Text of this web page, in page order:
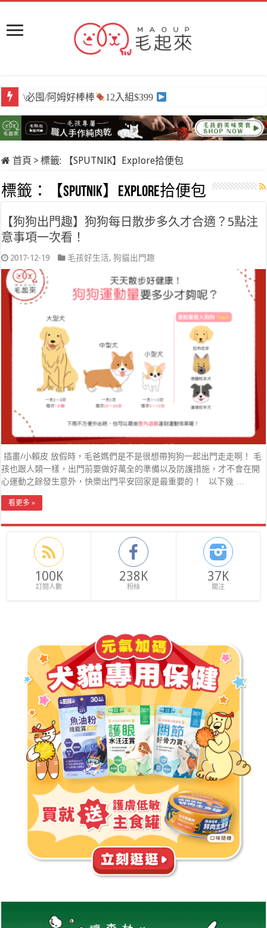
\必囤/阿姆好棒棒 12入組$399
首頁 > 標籤: 【SPUTNIK】Explore拾便包
標籤： 【SPUTNIK】Explore拾便包
【狗狗出門趣】狗狗每日散步多久才合適？5點注
意事項一次看！
2017-12-19 毛孩好生活,狗貓出門趣
插畫/小賴皮 放假時，毛爸媽們是不是很想帶狗狗一起出門走走啊！ 毛
孩也跟人類一樣，出門前要做好萬全的準備以及防護措施，才不會在開
心運動之餘發生意外，快樂出門平安回家是最重要的！ 以下幾 …
看更多 »
100K
訂閱人數
238K
粉絲
37K
關注